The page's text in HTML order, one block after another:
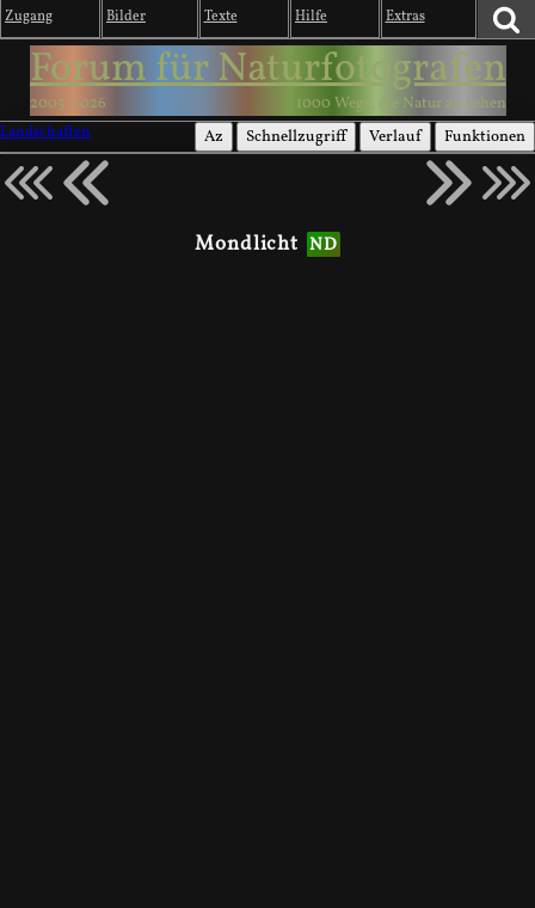
Zugang Bilder Texte Hilfe Extras
Forum für Naturfotografen
2003-2026
1000 Wege, die Natur zu sehen
Landschaften
Az Schnellzugriff Verlauf Funktionen
Mondlicht